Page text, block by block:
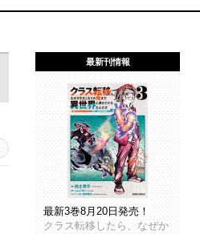
最新刊情報
最新3巻8月20日発売！
クラス転移したら、なぜか